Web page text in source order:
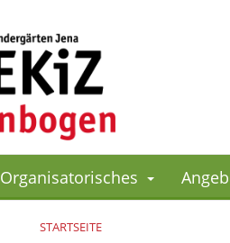
Organisatorisches
STARTSEITE